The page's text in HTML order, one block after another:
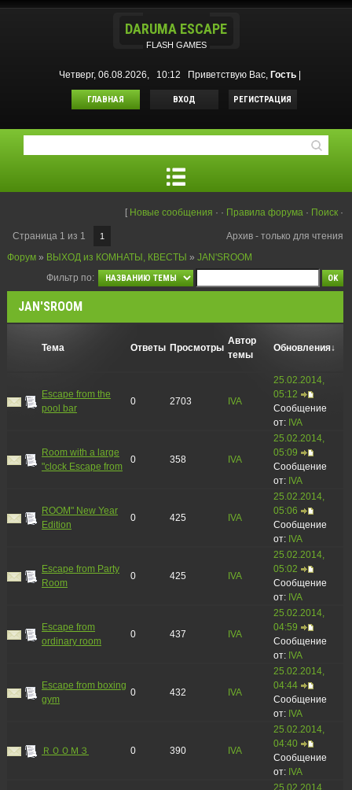
DARUMA ESCAPE
FLASH GAMES
Четверг, 06.08.2026, 10:12 Приветствую Вас, Гость
ГЛАВНАЯ ВХОД РЕГИСТРАЦИЯ
[ Новые сообщения · · Правила форума · Поиск ·
Страница 1 из 1 1
Архив - только для чтения
Форум » ВЫХОД из КОМНАТЫ, КВЕСТЫ » JAN'SROOM
Фильтр по:
JAN'SROOM
Тема Ответы Просмотры
Автор
темы
Обновления↓
Escape from the
pool bar
0 2703 IVA
25.02.2014,
05:12
Сообщение
от: IVA
Room with a large
"clock Escape from
0 358 IVA
25.02.2014,
05:09
Сообщение
от: IVA
ROOM" New Year
Edition
0 425 IVA
25.02.2014,
05:06
Сообщение
от: IVA
Escape from Party
Room
0 425 IVA
25.02.2014,
05:02
Сообщение
от: IVA
Escape from
ordinary room
0 437 IVA
25.02.2014,
04:59
Сообщение
от: IVA
Escape from boxing
gym
0 432 IVA
25.02.2014,
04:44
Сообщение
от: IVA
ＲＯＯＭ３ 0 390 IVA
25.02.2014,
04:40
Сообщение
от: IVA
25.02.2014,